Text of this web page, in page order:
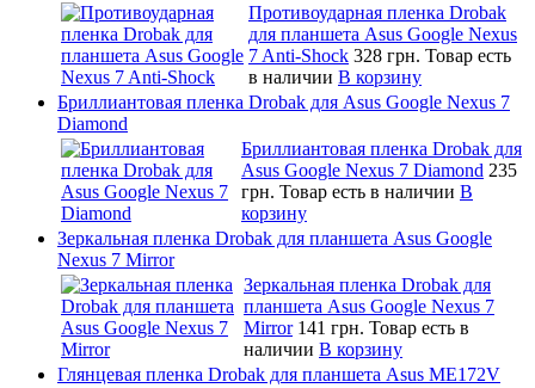
Противоударная пленка Drobak
для планшета Asus Google Nexus
7 Anti-Shock 328 грн. Товар есть
в наличии В корзину
Бриллиантовая пленка Drobak для Asus Google Nexus 7
Diamond
Бриллиантовая пленка Drobak для
Asus Google Nexus 7 Diamond 235
грн. Товар есть в наличии В
корзину
Зеркальная пленка Drobak для планшета Asus Google
Nexus 7 Mirror
Зеркальная пленка Drobak для
планшета Asus Google Nexus 7
Mirror 141 грн. Товар есть в
наличии В корзину
Глянцевая пленка Drobak для планшета Asus ME172V